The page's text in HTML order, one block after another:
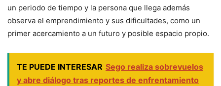
un periodo de tiempo y la persona que llega además
observa el emprendimiento y sus dificultades, como un
primer acercamiento a un futuro y posible espacio propio.
TE PUEDE INTERESAR Sego realiza sobrevuelos
y abre diálogo tras reportes de enfrentamiento